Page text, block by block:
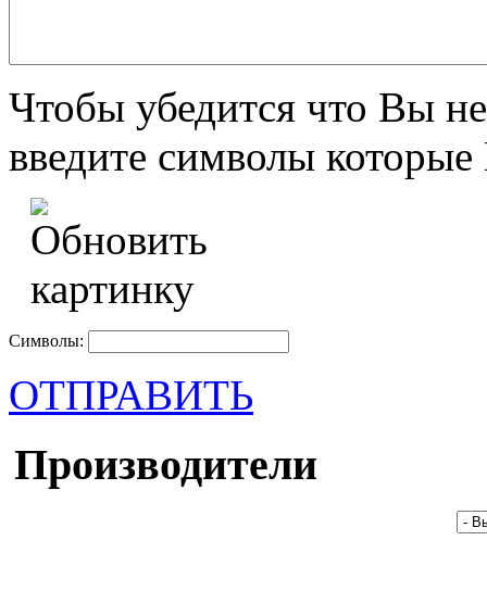
Чтобы убедится что Вы
введите символы
Символы:
ОТПРАВИТЬ
Производители